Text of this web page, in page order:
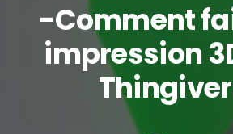
-Comment
impression